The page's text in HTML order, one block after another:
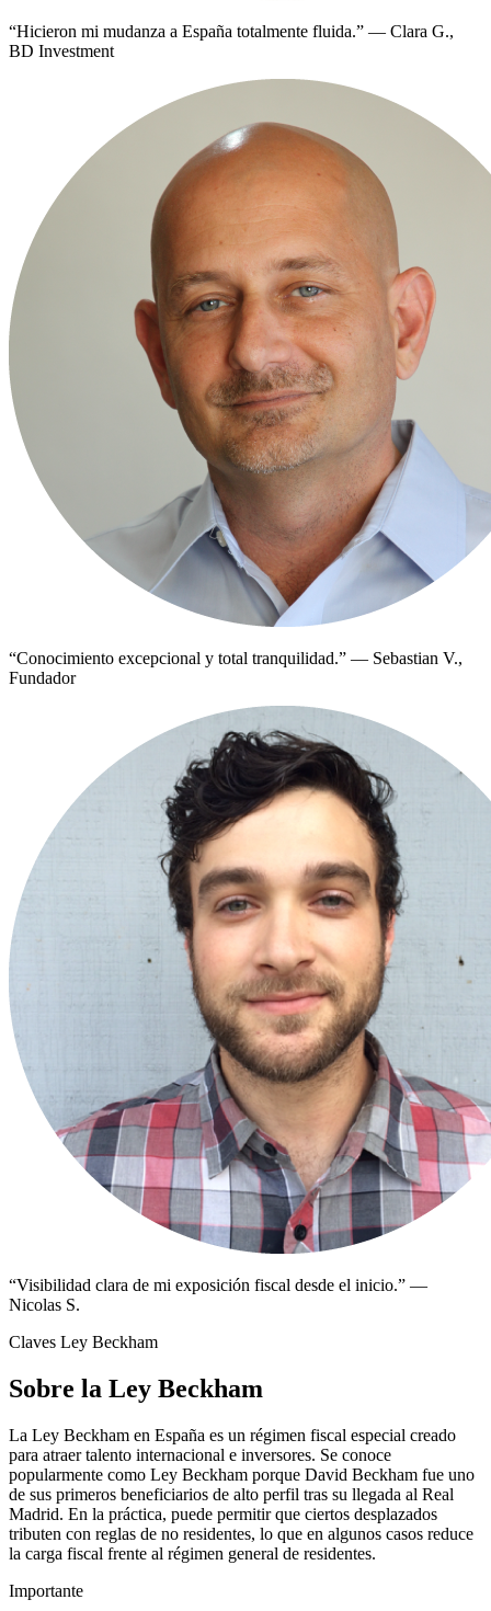
“Hicieron mi mudanza a España totalmente fluida.” — Clara G.,
BD Investment
“Conocimiento excepcional y total tranquilidad.” — Sebastian V.,
Fundador
“Visibilidad clara de mi exposición fiscal desde el inicio.” —
Nicolas S.
Claves Ley Beckham
Sobre la Ley Beckham
La Ley Beckham en España es un régimen fiscal especial creado
para atraer talento internacional e inversores. Se conoce
popularmente como Ley Beckham porque David Beckham fue uno
de sus primeros beneficiarios de alto perfil tras su llegada al Real
Madrid. En la práctica, puede permitir que ciertos desplazados
tributen con reglas de no residentes, lo que en algunos casos reduce
la carga fiscal frente al régimen general de residentes.
Importante